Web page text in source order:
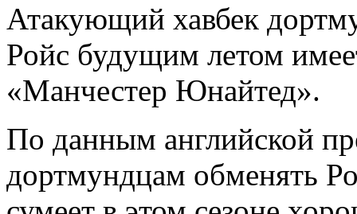
Атакующий хавбек
Ройс будущим летом
«Манчестер Юнайтед».
По данным английской
дортмундцам обменять